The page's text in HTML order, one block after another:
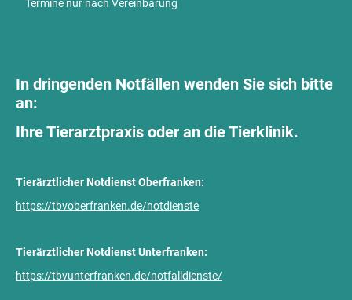
Termine nur nach Vereinbarung
In dringenden Notfällen wenden Sie sich bitte
an:
Ihre Tierarztpraxis oder an die Tierklinik.
Tierärztlicher Notdienst Oberfranken:
https://tbvoberfranken.de/notdienste
Tierärztlicher Notdienst Unterfranken:
https://tbvunterfranken.de/notfalldienste/